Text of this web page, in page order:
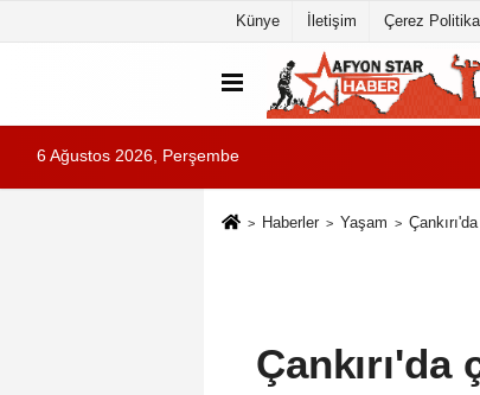
Künye İletişim Çerez
6 Ağustos 2026, Perşembe
Haberler Yaşam
Çankırı'da